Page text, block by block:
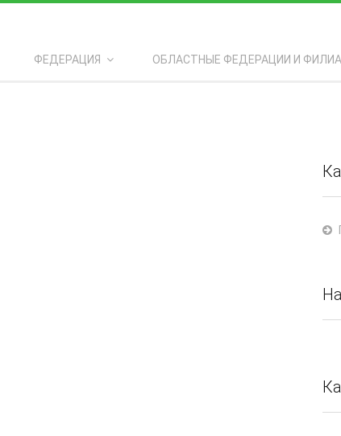
ПОРТФОЛИО КАК С НАМИ
87715324672
ФЕДЕРАЦИЯ ОБЛАСТНЫЕ ФЕДЕРАЦИИ И